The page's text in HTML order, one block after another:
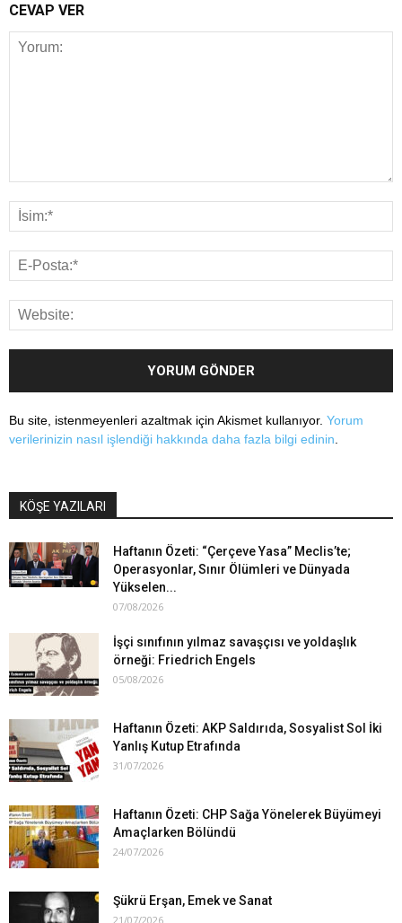
CEVAP VER
Bu site, istenmeyenleri azaltmak için Akismet kullanıyor. Yorum
verilerinizin nasıl işlendiği hakkında daha fazla bilgi edinin
KÖŞE YAZILARI
Haftanın Özeti: “Çerçeve Yasa” Meclis’te;
Operasyonlar, Sınır Ölümleri ve Dünyada
Yükselen...
07/08/2026
İşçi sınıfının yılmaz savaşçısı ve yoldaşlık
örneği: Friedrich Engels
05/08/2026
Haftanın Özeti: AKP Saldırıda, Sosyalist Sol İki
Yanlış Kutup Etrafında
31/07/2026
Haftanın Özeti: CHP Sağa Yönelerek Büyümeyi
Amaçlarken Bölündü
24/07/2026
Şükrü Erşan, Emek ve Sanat
21/07/2026